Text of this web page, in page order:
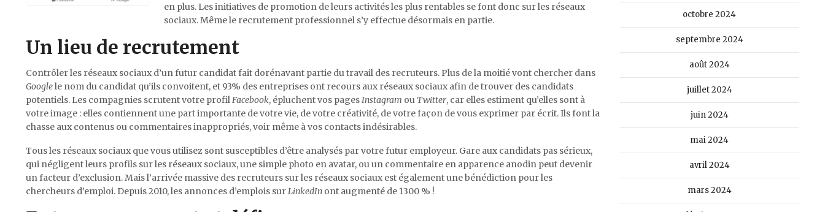
en plus. Les initiatives de promotion de leurs activités les plus rentables se font donc sur les réseaux
sociaux. Même le recrutement professionnel s’y effectue désormais en partie.
Un lieu de recrutement
Contrôler les réseaux sociaux d’un futur candidat fait dorénavant partie du travail des recruteurs. Plus de la moitié vont chercher dans
Googlele nom du candidat qu’ils convoitent, et 93% des entreprises ont recours aux réseaux sociaux afin de trouver des candidats
potentiels. Les compagnies scrutent votre profilFacebook, épluchent vos pagesInstagram ou Twitter, car elles estiment qu’elles sont à
votre image : elles contiennent une part importante de votre vie, de votre créativité, de votre façon de vous exprimer par écrit. Ils font la
chasse aux contenus ou commentaires inappropriés, voir même à vos contacts indésirables.
Tous les réseaux sociaux que vous utilisez sont susceptibles d’être analysés par votre futur employeur. Gare aux candidats pas sérieux,
qui négligent leurs profils sur les réseaux sociaux, une simple photo en avatar, ou un commentaire en apparence anodin peut devenir
un facteur d’exclusion. Mais l’arrivée massive des recruteurs sur les réseaux sociaux est également une bénédiction pour les
chercheurs d’emploi. Depuis 2010, les annonces d’emplois surLinkedIn ont augmenté de 1300 % !
octobre 2024
septembre 2024
août 2024
juillet 2024
juin 2024
mai 2024
avril 2024
mars 2024